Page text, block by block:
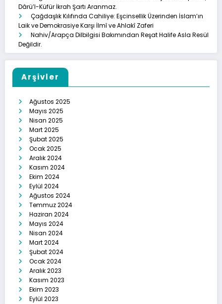
Dârü’l-Küfür İkrah Şartı Aranmaz.
Çağdaşlık Kılıfında Cahiliye: Eşcinsellik Üzerinden İslam’ın
Laik ve Demokrasiye Karşı İlmî ve Ahlakî Zaferi
Nahiv/Arapça Dilbilgisi Bakımından Reşat Halife Asla Resül
Değildir.
Arşivler
Ağustos 2025
Mayıs 2025
Nisan 2025
Mart 2025
Şubat 2025
Ocak 2025
Aralık 2024
Kasım 2024
Ekim 2024
Eylül 2024
Ağustos 2024
Temmuz 2024
Haziran 2024
Mayıs 2024
Nisan 2024
Mart 2024
Şubat 2024
Ocak 2024
Aralık 2023
Kasım 2023
Ekim 2023
Eylül 2023